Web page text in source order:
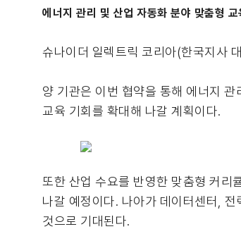
에너지 관리 및 산업 자동화 분야 맞춤형
슈나이더 일렉트릭 코리아(한국지사
양 기관은 이번 협약을 통해 에너지
교육 기회를 확대해 나갈 계획이다.
또한 산업 수요를 반영한 맞춤형 커리
나갈 예정이다. 나아가 데이터센터,
것으로 기대된다.